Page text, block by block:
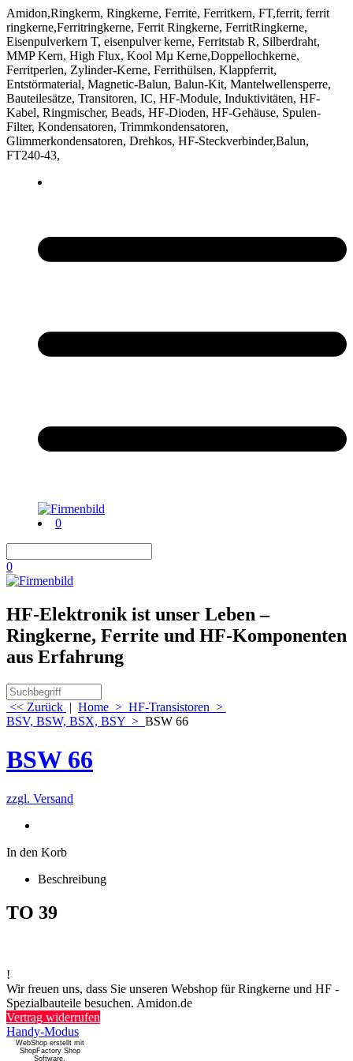
Amidon,Ringkerm, Ringkerne, Ferrite, Ferritkern, FT,ferrit, ferrit
ringkerne,Ferritringkerne, Ferrit Ringkerne, FerritRingkerne,
Eisenpulverkern T, eisenpulver kerne, Ferritstab R, Silberdraht,
MMP Kern, High Flux, Kool Mµ Kerne,Doppellochkerne,
Ferritperlen, Zylinder-Kerne, Ferrithülsen, Klappferrit,
Entstörmaterial, Magnetic-Balun, Balun-Kit, Mantelwellensperre,
Bauteilesätze, Transitoren, IC, HF-Module, Induktivitäten, HF-
Kabel, Ringmischer, Beads, HF-Dioden, HF-Gehäuse, Spulen-
Filter, Kondensatoren, Trimmkondensatoren,
Glimmerkondensatoren, Drehkos, HF-Steckverbinder,Balun,
FT240-43,
0
0
HF-Elektronik ist unser Leben –
Ringkerne, Ferrite und HF-Komponenten
aus Erfahrung
<< Zurück | Home > HF-Transistoren >
BSV, BSW, BSX, BSY > BSW 66
BSW 66
zzgl. Versand
In den Korb
Beschreibung
TO 39
!
Wir freuen uns, dass Sie unseren Webshop für Ringkerne und HF -
Spezialbauteile besuchen. Amidon.de
Vertrag widerrufen
Handy-Modus
WebShop erstellt mit
ShopFactory Shop
Software.